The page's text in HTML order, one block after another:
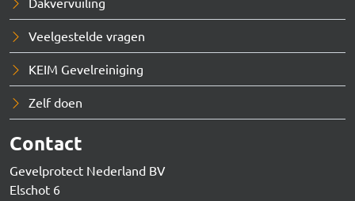
Veelgestelde vragen
KEIM Gevelreiniging
Zelf doen
Contact
Gevelprotect Nederland BV
Elschot 6